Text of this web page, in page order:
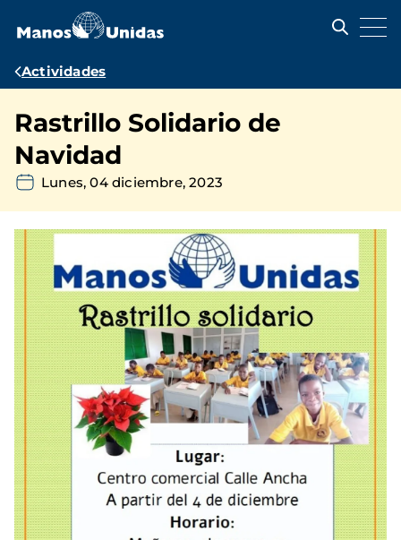
contenido
Ruta
navegación
Actividades
Rastrillo Solidario de
Navidad
Lunes, 04 diciembre, 2023